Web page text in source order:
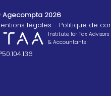
Agecompta 2026
légales
Politique de
Institute for Tax Advisors
& Accountants